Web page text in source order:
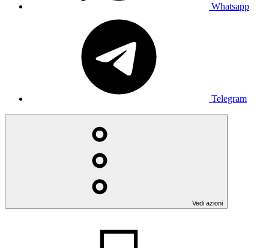
Whatsapp
Telegram
Vedi azioni